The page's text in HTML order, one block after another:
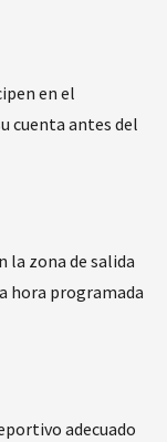
en el
cuenta antes del
la zona de salida
hora programada
adecuado